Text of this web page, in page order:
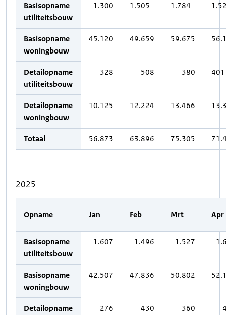
Basisopname
utiliteitsbouw
1.300 1.505 1.784
Basisopname
woningbouw
45.120 49.659 59.675
Detailopname
utiliteitsbouw
328 508 380 401
Detailopname
woningbouw
10.125 12.224 13.466
Totaal 56.873 63.896 75.305
2025
Opname Jan Feb Mrt Apr
Basisopname
utiliteitsbouw
1.607 1.496 1.527
Basisopname
woningbouw
42.507 47.836 50.802
Detailopname
276 430 360